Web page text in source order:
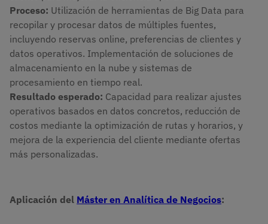
Proceso: Utilización de herramientas de Big Data para
recopilar y procesar datos de múltiples fuentes,
incluyendo reservas online, preferencias de clientes y
datos operativos. Implementación de soluciones de
almacenamiento en la nube y sistemas de
procesamiento en tiempo real.
Resultado esperado: Capacidad para realizar ajustes
operativos basados en datos concretos, reducción de
costos mediante la optimización de rutas y horarios, y
mejora de la experiencia del cliente mediante ofertas
más personalizadas.
Aplicación del Máster en Analítica de Negocios: